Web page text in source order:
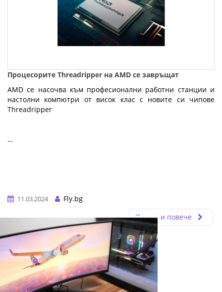
Процесорите Threadripper на AMD се завръщат
AMD се насочва към професионални работни станции и
настолни компютри от висок клас с новите си чипове
Threadripper
…
11.03.2024
Fly.bg
Прочети повече